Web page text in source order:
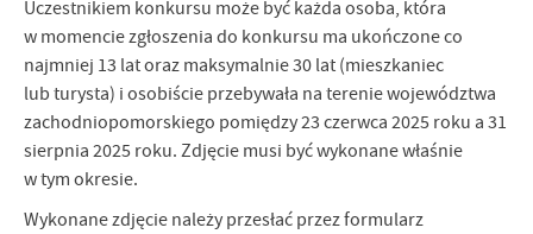
Uczestnikiem konkursu może być każda osoba, która
w momencie zgłoszenia do konkursu ma ukończone co
najmniej 13 lat oraz maksymalnie 30 lat (mieszkaniec
lub turysta) i osobiście przebywała na terenie województwa
zachodniopomorskiego pomiędzy 23 czerwca 2025 roku a 31
sierpnia 2025 roku. Zdjęcie musi być wykonane właśnie
w tym okresie.
Wykonane zdjęcie należy przesłać przez formularz